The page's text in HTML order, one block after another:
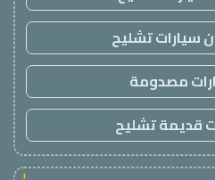
سيارات تشليح
مصدومة
قديمة تشليح